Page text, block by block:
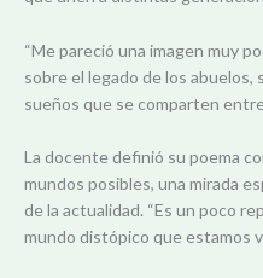
“Me pareció una imagen muy
sobre el legado de los abuelos,
sueños que se comparten
La docente definió su poema
mundos posibles, una mirada
de la actualidad. “Es un poco
mundo distópico que estamos